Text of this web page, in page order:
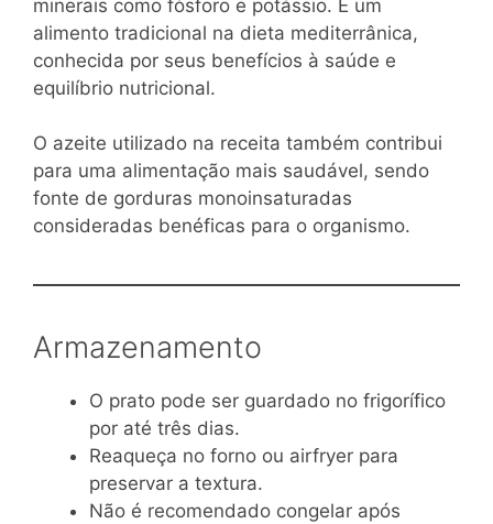
minerais como fósforo e potássio. É um
alimento tradicional na dieta mediterrânica,
conhecida por seus benefícios à saúde e
equilíbrio nutricional.
O azeite utilizado na receita também contribui
para uma alimentação mais saudável, sendo
fonte de gorduras monoinsaturadas
consideradas benéficas para o organismo.
Armazenamento
O prato pode ser guardado no frigorífico
por até três dias.
Reaqueça no forno ou airfryer para
preservar a textura.
Não é recomendado congelar após